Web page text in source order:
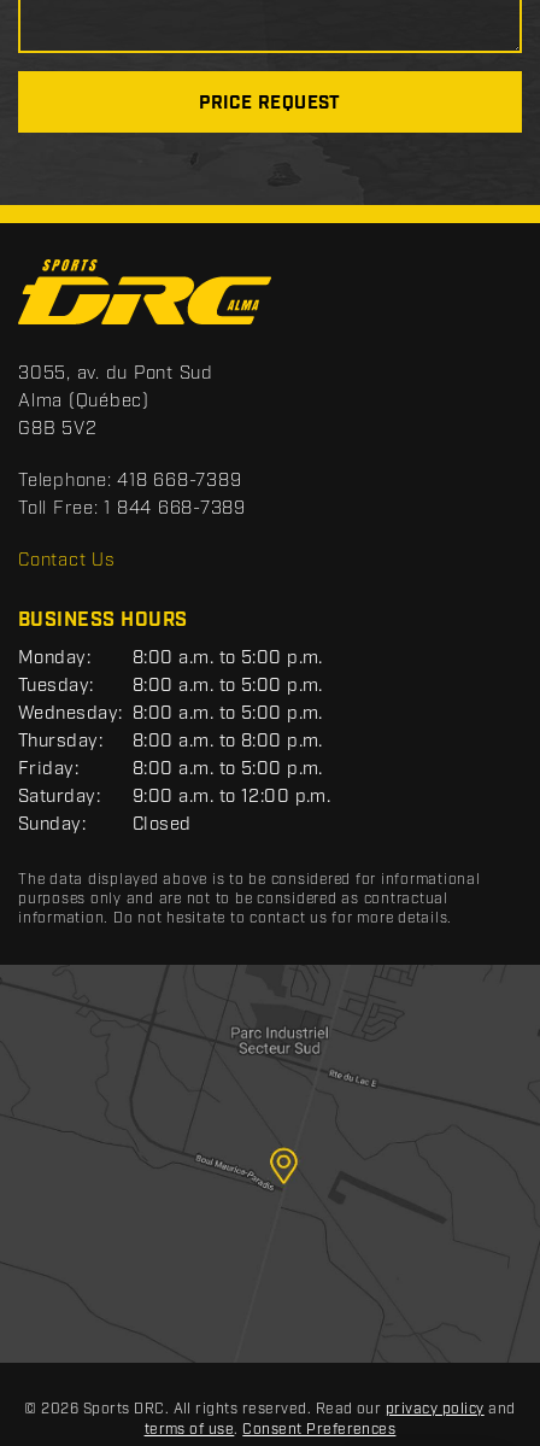
PRICE REQUEST
o
n
t
a
c
t
S
p
o
t
s
R
3055, av. du Pont Sud
Alma (Québec)
G8B 5V2
Telephone: 418 668-7389
Toll Free: 1 844 668-7389
Contact Us
BUSINESS HOURS
G
E
N
E
R
A
L
Monday:
8:00 a.m. to 5:00 p.m.
Tuesday:
8:00 a.m. to 5:00 p.m.
Wednesday: 8:00 a.m. to 5:00 p.m.
Thursday:
8:00 a.m. to 8:00 p.m.
Friday:
8:00 a.m. to 5:00 p.m.
Saturday:
9:00 a.m. to 12:00 p.m.
Sunday:
Closed
The data displayed above is to be considered for informational
purposes only and are not to be considered as contractual
information. Do not hesitate to contact us for more details.
© 2026 Sports DRC. All rights reserved. Read our privacy policy and
terms of use. Consent Preferences